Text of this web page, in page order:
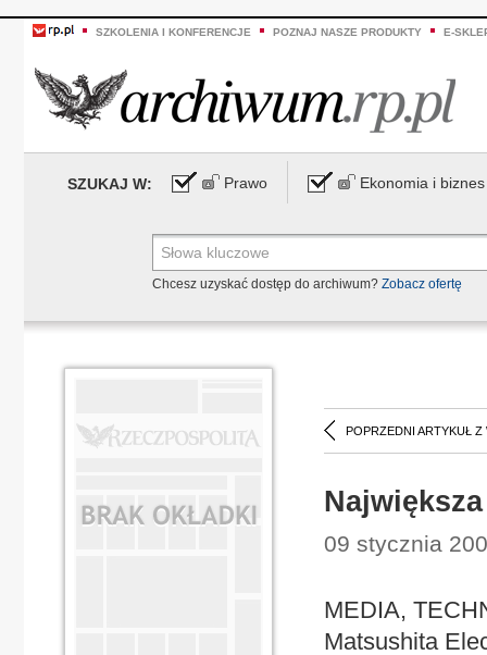
SZKOLENIA I KONFERENCJE POZNAJ NASZE PRODUKTY E-
SZUKAJ W: Prawo Ekonomia i biznes
Chcesz uzyskać dostęp do archiwum? Zobacz ofertę
POPRZEDNI ARTYKUŁ Z
09 stycznia
MEDIA,
Matsushita